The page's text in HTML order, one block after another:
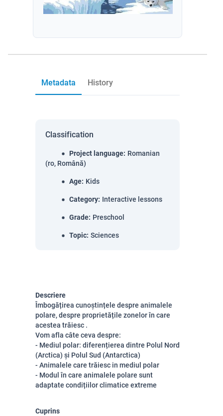
Metadata History
Classification
Project language: Romanian
(ro, Română)
Age: Kids
Category: Interactive lessons
Grade: Preschool
Topic: Sciences
Descriere
Îmbogățirea cunoștințele despre animalele
polare, despre proprietățile zonelor în care
acestea trăiesc .
Vom afla câte ceva despre:
- Mediul polar: diferențierea dintre Polul Nord
(Arctica) și Polul Sud (Antarctica)
- Animalele care trăiesc in mediul polar
- Modul în care animalele polare sunt
adaptate condițiilor climatice extreme
Cuprins